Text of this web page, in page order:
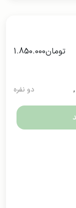
تومان1.850.000
, دو نفره